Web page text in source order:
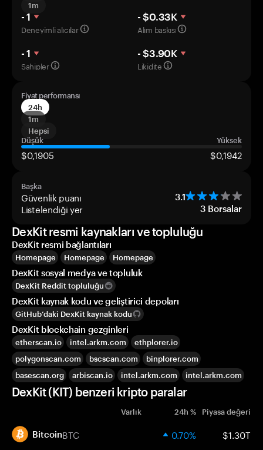
1m
- 1
Deneyimli alıcılar
- $0.33K
Alım baskısı
- 1
Sahipler
- $3.90K
Likidite
Fiyat performansı
24h
1m
Hepsi
Düşük
Yüksek
$0,1905 $0,1942
Başka
Güvenlik puanı 3.1
Listelendiği yer 3 Borsalar
DexKit resmi kaynakları ve topluluğu
DexKit resmi bağlantıları
Homepage Homepage Homepage
DexKit sosyal medya ve topluluk
DexKit Reddit topluluğu
DexKit kaynak kodu ve geliştirici depoları
GitHub’daki DexKit kaynak kodu
DexKit blockchain gezginleri
etherscan.io intel.arkm.com
ethplorer.io
polygonscan.com
bscscan.com
binplorer.com
basescan.org
arbiscan.io intel.arkm.com intel.arkm.com
DexKit (KIT) benzeri kripto paralar
Varlık 24h % Piyasa değeri
BitcoinBTC 0.70% $1.30T